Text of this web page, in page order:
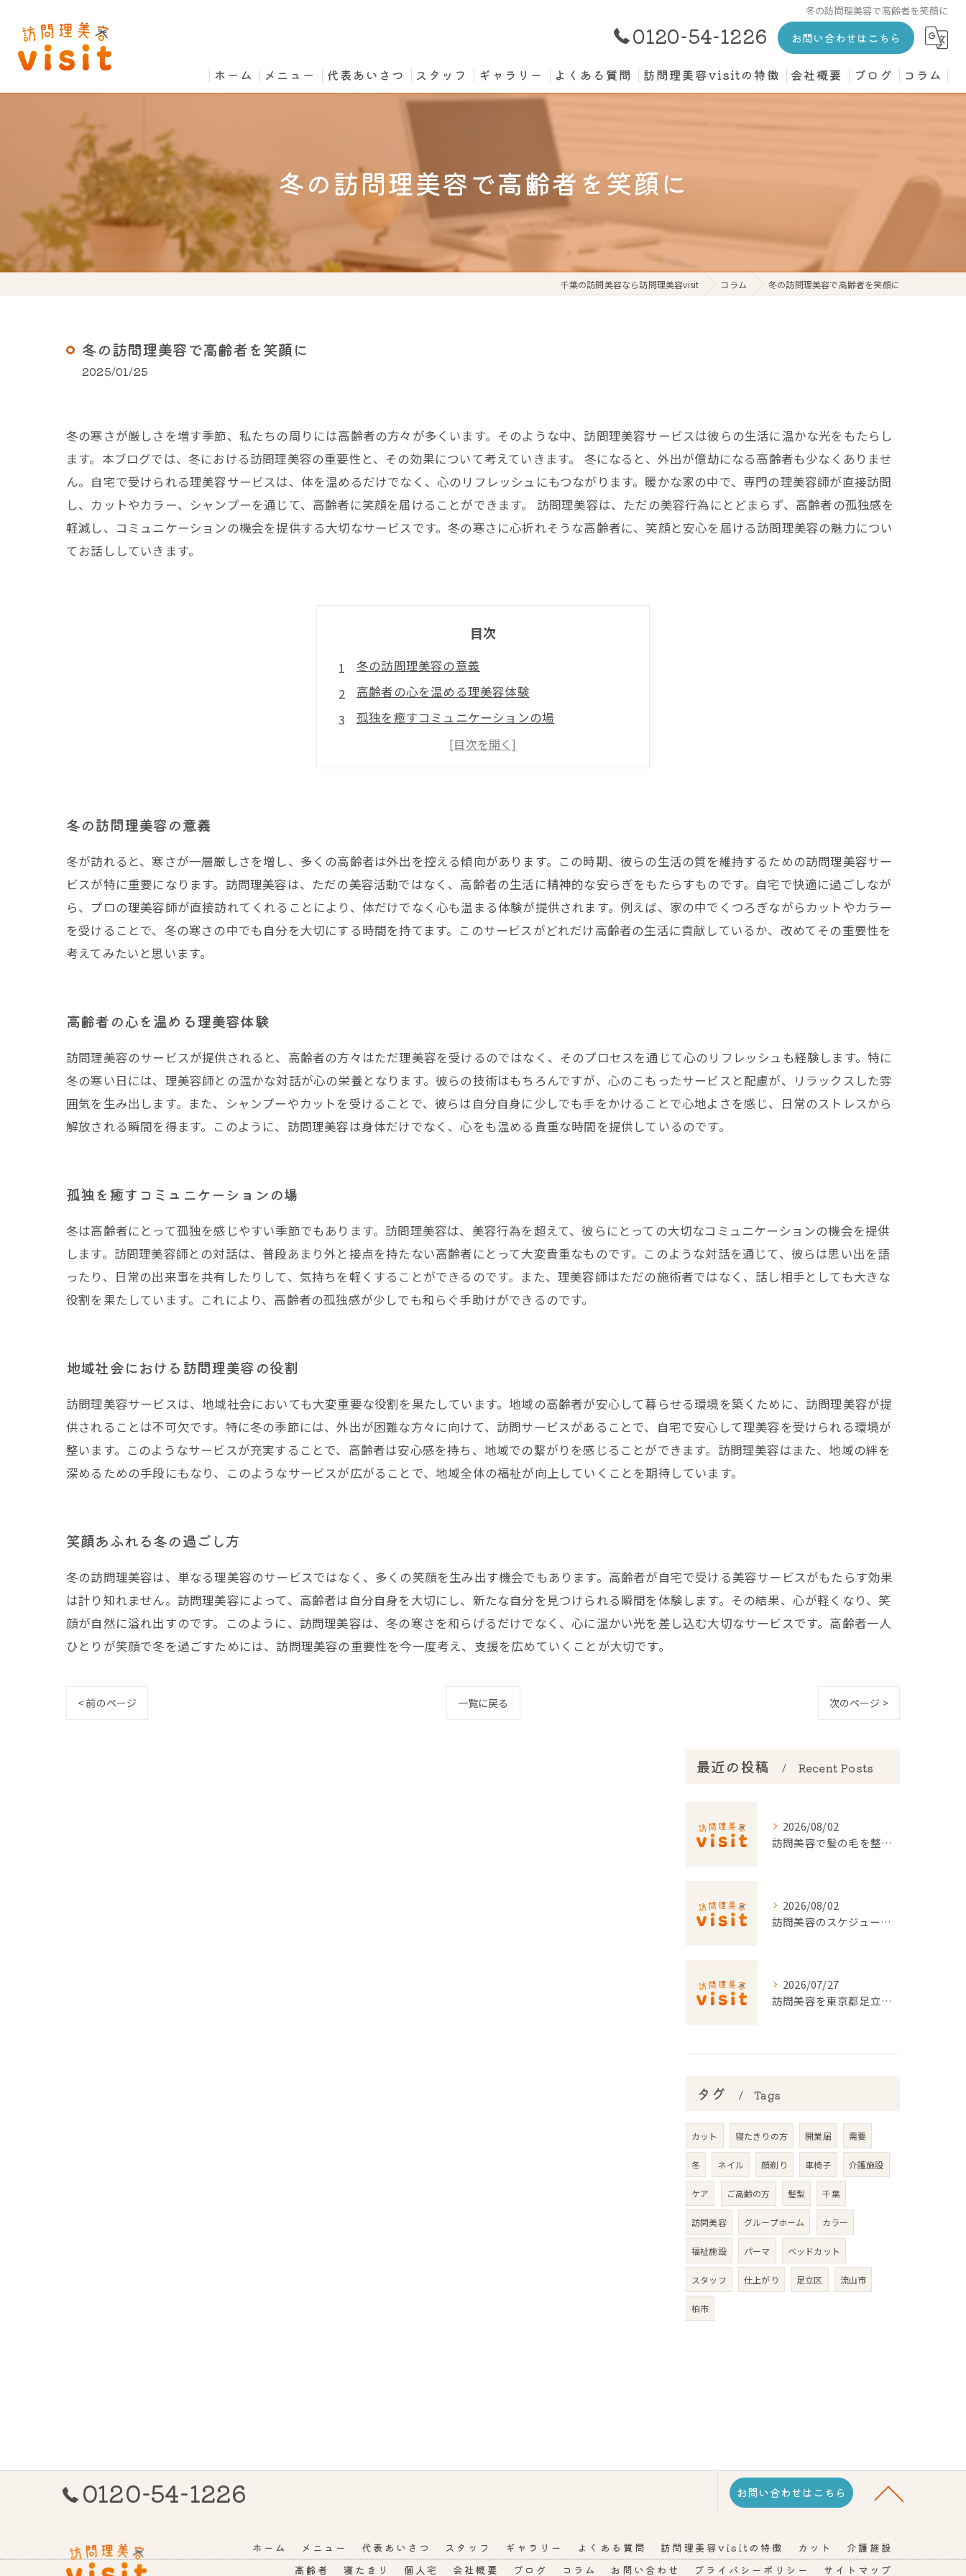
冬の訪問理美容で高齢者を笑顔に
0120-54-1226 お問い合わせはこちら
ホーム メニュー 代表あいさつ スタッフ ギャラリー よくある質問 訪問理美容visitの特徴
高齢者
寝たきり
個人宅
会社概要 ブログ コラム
冬の訪問理美容で高齢者を笑顔に
千葉の訪問美容なら訪問理美容visit コラム 冬の訪問理美容で高齢者を笑顔に
冬の訪問理美容で高齢者を笑顔に
2025/01/25
冬の寒さが厳しさを増す季節、私たちの周りには高齢者の方々が多くいます。そのような中、訪問理美容サービスは彼らの生活に温かな光をもたらし
ます。本ブログでは、冬における訪問理美容の重要性と、その効果について考えていきます。 冬になると、外出が億劫になる高齢者も少なくありませ
ん。自宅で受けられる理美容サービスは、体を温めるだけでなく、心のリフレッシュにもつながります。暖かな家の中で、専門の理美容師が直接訪問
し、カットやカラー、シャンプーを通じて、高齢者に笑顔を届けることができます。 訪問理美容は、ただの美容行為にとどまらず、高齢者の孤独感を
軽減し、コミュニケーションの機会を提供する大切なサービスです。冬の寒さに心折れそうな高齢者に、笑顔と安心を届ける訪問理美容の魅力につい
てお話ししていきます。
目次
冬の訪問理美容の意義
高齢者の心を温める理美容体験
孤独を癒すコミュニケーションの場
地域社会における訪問理美容の役割
冬の訪問理美容の意義
冬が訪れると、寒さが一層厳しさを増し、多くの高齢者は外出を控える傾向があります。この時期、彼らの生活の質を維持するための訪問理美容サー
ビスが特に重要になります。訪問理美容は、ただの美容活動ではなく、高齢者の生活に精神的な安らぎをもたらすものです。自宅で快適に過ごしなが
ら、プロの理美容師が直接訪れてくれることにより、体だけでなく心も温まる体験が提供されます。例えば、家の中でくつろぎながらカットやカラー
を受けることで、冬の寒さの中でも自分を大切にする時間を持てます。このサービスがどれだけ高齢者の生活に貢献しているか、改めてその重要性を
考えてみたいと思います。
高齢者の心を温める理美容体験
訪問理美容のサービスが提供されると、高齢者の方々はただ理美容を受けるのではなく、そのプロセスを通じて心のリフレッシュも経験します。特に
冬の寒い日には、理美容師との温かな対話が心の栄養となります。彼らの技術はもちろんですが、心のこもったサービスと配慮が、リラックスした雰
囲気を生み出します。また、シャンプーやカットを受けることで、彼らは自分自身に少しでも手をかけることで心地よさを感じ、日常のストレスから
解放される瞬間を得ます。このように、訪問理美容は身体だけでなく、心をも温める貴重な時間を提供しているのです。
孤独を癒すコミュニケーションの場
冬は高齢者にとって孤独を感じやすい季節でもあります。訪問理美容は、美容行為を超えて、彼らにとっての大切なコミュニケーションの機会を提供
します。訪問理美容師との対話は、普段あまり外と接点を持たない高齢者にとって大変貴重なものです。このような対話を通じて、彼らは思い出を語
ったり、日常の出来事を共有したりして、気持ちを軽くすることができるのです。また、理美容師はただの施術者ではなく、話し相手としても大きな
役割を果たしています。これにより、高齢者の孤独感が少しでも和らぐ手助けができるのです。
地域社会における訪問理美容の役割
訪問理美容サービスは、地域社会においても大変重要な役割を果たしています。地域の高齢者が安心して暮らせる環境を築くために、訪問理美容が提
供されることは不可欠です。特に冬の季節には、外出が困難な方々に向けて、訪問サービスがあることで、自宅で安心して理美容を受けられる環境が
整います。このようなサービスが充実することで、高齢者は安心感を持ち、地域での繋がりを感じることができます。訪問理美容はまた、地域の絆を
深めるための手段にもなり、このようなサービスが広がることで、地域全体の福祉が向上していくことを期待しています。
笑顔あふれる冬の過ごし方
冬の訪問理美容は、単なる理美容のサービスではなく、多くの笑顔を生み出す機会でもあります。高齢者が自宅で受ける美容サービスがもたらす効果
は計り知れません。訪問理美容によって、高齢者は自分自身を大切にし、新たな自分を見つけられる瞬間を体験します。その結果、心が軽くなり、笑
顔が自然に溢れ出すのです。このように、訪問理美容は、冬の寒さを和らげるだけでなく、心に温かい光を差し込む大切なサービスです。高齢者一人
ひとりが笑顔で冬を過ごすためには、訪問理美容の重要性を今一度考え、支援を広めていくことが大切です。
< 前のページ 一覧に戻る 次のページ >
最近の投稿 Recent Posts
2026/08/02
訪問美容で髪の毛を整える事前準備と安心料金ポイントを徹底解説
2026/08/02
訪問美容のスケジュール調整を東京都でスムーズに行うポイント
2026/07/27
訪問美容を東京都足立区で利用するための申請条件と手続き徹底ガイド
タグ Tags
カット 寝たきりの方 開業届 需要
冬 ネイル 顔剃り 車椅子 介護施設
ケア ご高齢の方 髪型 千葉
訪問美容 グループホーム カラー
福祉施設 パーマ ベッドカット
スタッフ 仕上がり 足立区 流山市
柏市
0120-54-1226 お問い合わせはこちら
ホーム メニュー 代表あいさつ スタッフ ギャラリー よくある質問 訪問理美容visitの特徴 カット
介護施設
高齢者
寝たきり 個人宅 会社概要 ブログ コラム お問い合わせ プライバシーポリシー サイトマップ